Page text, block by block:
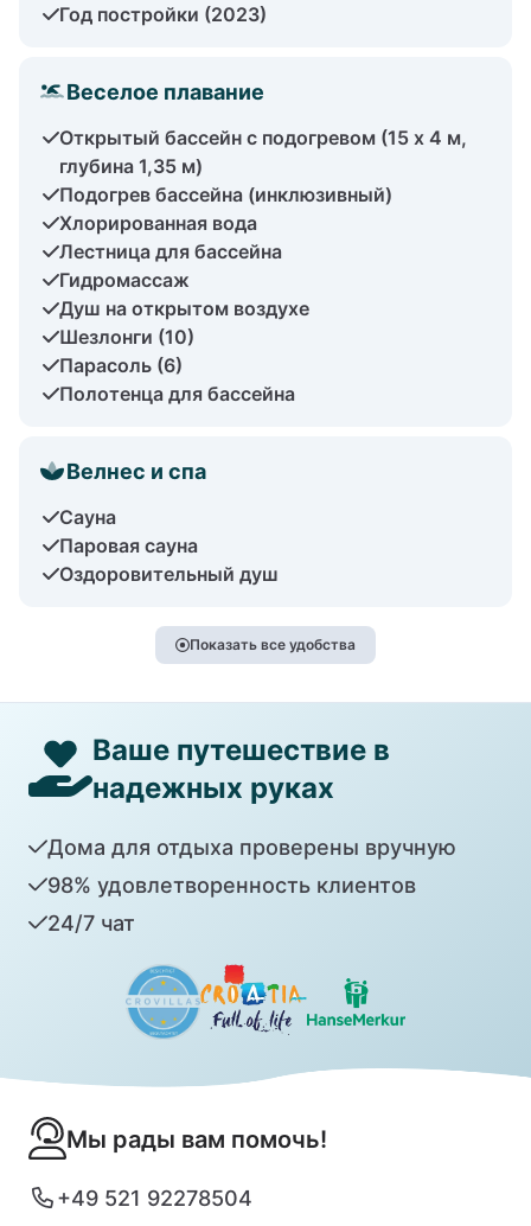
Год постройки (2023)
Веселое плавание
Открытый бассейн с подогревом (15 x 4 м,
глубина 1,35 м)
Подогрев бассейна (инклюзивный)
Хлорированная вода
Лестница для бассейна
Гидромассаж
Душ на открытом воздухе
Шезлонги (10)
Парасоль (6)
Полотенца для бассейна
Велнес и спа
Сауна
Паровая сауна
Оздоровительный душ
Показать все удобства
Ваше путешествие в
надежных руках
Дома для отдыха проверены вручную
98% удовлетворенность клиентов
24/7 чат
Мы рады вам помочь!
+49 521 92278504